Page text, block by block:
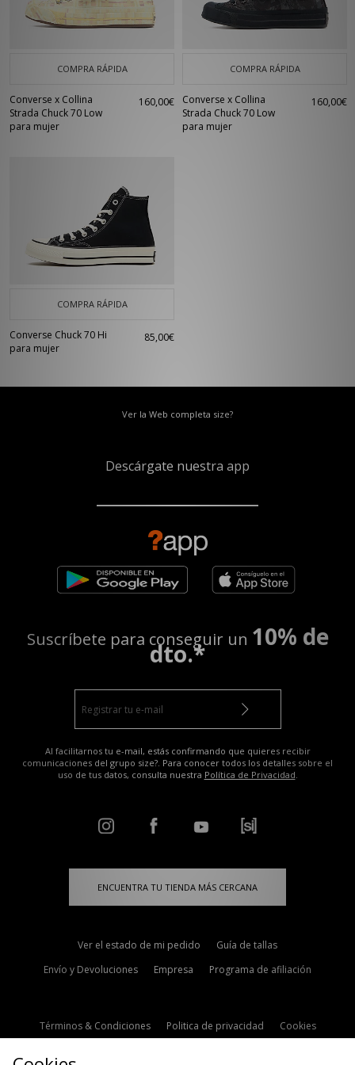
COMPRA RÁPIDA
Converse x Collina
Strada Chuck 70 Low
para mujer
160,00€
COMPRA RÁPIDA
Converse x Collina
Strada Chuck 70 Low
para mujer
160,00€
COMPRA RÁPIDA
Converse Chuck 70 Hi
para mujer
85,00€
Ver la Web completa size?
Descárgate nuestra app
Suscríbete para conseguir un 10% de
dto.*
Al facilitarnos tu e-mail, estás confirmando que quieres recibir
comunicaciones del grupo size?. Para conocer todos los detalles sobre el
uso de tus datos, consulta nuestra Política de Privacidad.
ENCUENTRA TU TIENDA MÁS CERCANA
Ver el estado de mi pedido
Guía de tallas
Envío y Devoluciones
Empresa Programa de afiliación
Términos & Condiciones Politica de privacidad
Cookies